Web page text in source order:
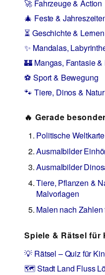
🚀 Fahrzeuge & Action
🎄 Feste &
⏳ Geschichte & Lernen
✨ Mandalas,
🏰 Mangas, Fantasie &
⚽ Sport & Bewegung
🐾 Tiere, Dinos & Natur
🔥 Gerade
Politische
Ausmalbilder
Ausmalbilder
Tiere, Pflanzen &
Malvorlagen
Malen nach
Spiele & Rätsel für
💡 Rätsel – Quiz für
🗺️ Stadt Land Fluss